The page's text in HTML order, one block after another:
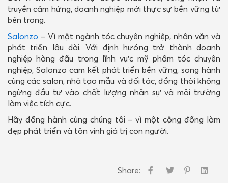
truyền cảm hứng, doanh nghiệp mới thực sự bền vững từ
bên trong.
Salonzo – Vì một ngành tóc chuyên nghiệp, nhân văn và
phát triển lâu dài. Với định hướng trở thành doanh
nghiệp hàng đầu trong lĩnh vực mỹ phẩm tóc chuyên
nghiệp, Salonzo cam kết phát triển bền vững, song hành
cùng các salon, nhà tạo mẫu và đối tác, đồng thời không
ngừng đầu tư vào chất lượng nhân sự và môi trường
làm việc tích cực.
Hãy đồng hành cùng chúng tôi – vì một cộng đồng làm
đẹp phát triển và tôn vinh giá trị con người.
Share: